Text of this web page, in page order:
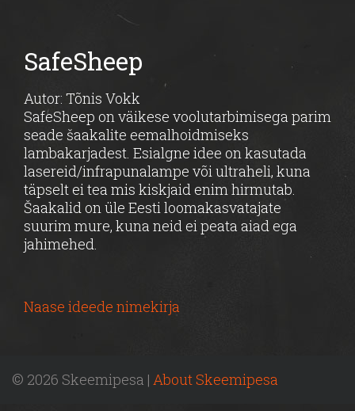
SafeSheep
Autor: Tõnis Vokk
SafeSheep on väikese voolutarbimisega parim
seade šaakalite eemalhoidmiseks
lambakarjadest. Esialgne idee on kasutada
lasereid/infrapunalampe või ultraheli, kuna
täpselt ei tea mis kiskjaid enim hirmutab.
Šaakalid on üle Eesti loomakasvatajate
suurim mure, kuna neid ei peata aiad ega
jahimehed.
Naase ideede nimekirja
© 2026 Skeemipesa | About Skeemipesa